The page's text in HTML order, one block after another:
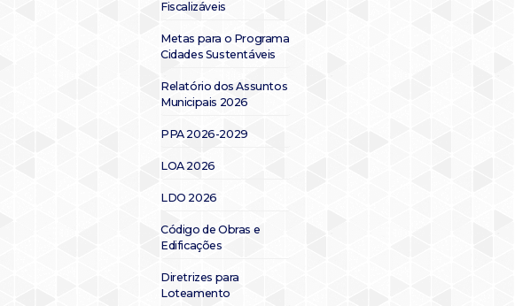
Fiscalizáveis
Metas para o Programa
Cidades Sustentáveis
Relatório dos Assuntos
Municipais 2026
PPA 2026-2029
LOA 2026
LDO 2026
Código de Obras e
Edificações
Diretrizes para
Loteamento